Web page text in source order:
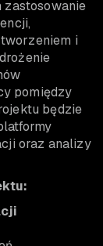
zastosowanie
i
pomiędzy
będzie
oraz analizy